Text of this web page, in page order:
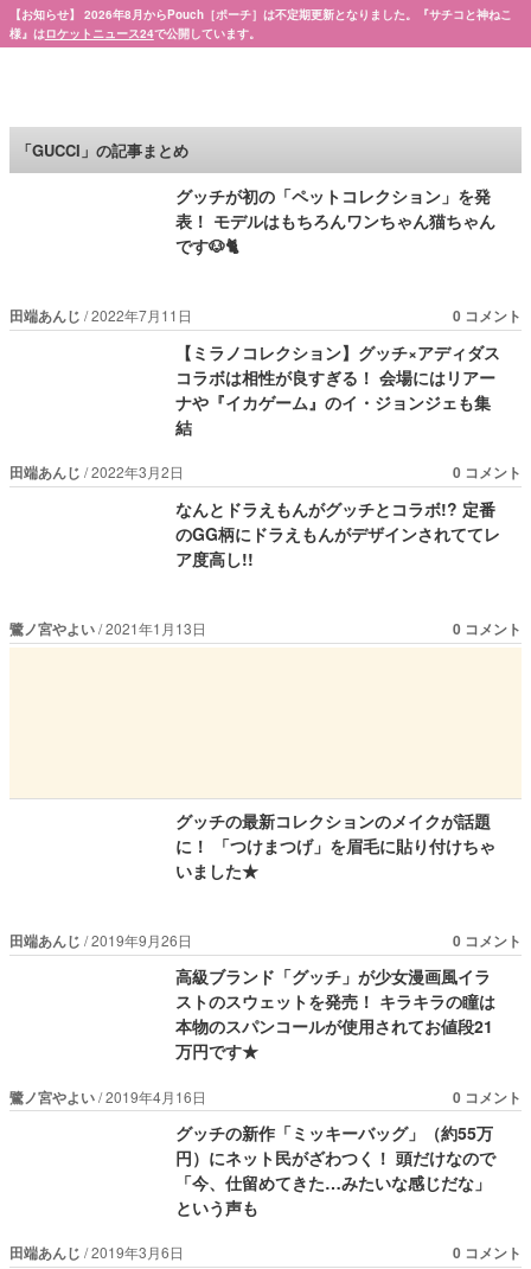
【お知らせ】 2026年8月からPouch［ポーチ］は不定期更新となりました。『サチコと神ねこ
様』はロケットニュース24で公開しています。
「GUCCI」の記事まとめ
グッチが初の「ペットコレクション」を発
表！ モデルはもちろんワンちゃん猫ちゃん
です🐶🐈
田端あんじ 2022年7月11日 0 コメント
【ミラノコレクション】グッチ×アディダス
コラボは相性が良すぎる！ 会場にはリアー
ナや『イカゲーム』のイ・ジョンジェも集
結
田端あんじ 2022年3月2日 0 コメント
なんとドラえもんがグッチとコラボ!? 定番
のGG柄にドラえもんがデザインされててレ
ア度高し!!
鷺ノ宮やよい 2021年1月13日 0 コメント
グッチの最新コレクションのメイクが話題
に！ 「つけまつげ」を眉毛に貼り付けちゃ
いました★
田端あんじ 2019年9月26日 0 コメント
高級ブランド「グッチ」が少女漫画風イラ
ストのスウェットを発売！ キラキラの瞳は
本物のスパンコールが使用されてお値段21
万円です★
鷺ノ宮やよい 2019年4月16日 0 コメント
グッチの新作「ミッキーバッグ」（約55万
円）にネット民がざわつく！ 頭だけなので
「今、仕留めてきた…みたいな感じだな」
という声も
田端あんじ 2019年3月6日 0 コメント